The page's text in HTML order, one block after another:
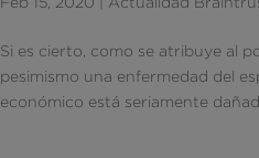
Si es cierto, como se atribuye al
pesimismo una enfermedad del
económico está seriamente